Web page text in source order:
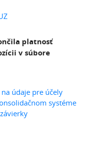
platnosť
v súbore
údaje pre účely
systéme